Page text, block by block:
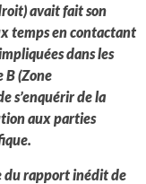
avait fait son
temps en contactant
dans les
B (Zone
s’enquérir de la
aux parties
du rapport inédit de